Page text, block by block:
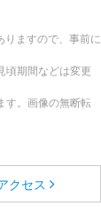
ますので、事前に
頃期間などは変更
す。画像の無断転
クセス